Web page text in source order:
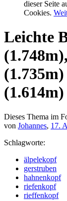
dieser Seite
Cookies.
Leichte
(1.614m)
Dieses Thema im
von Johannes, 17.
Schlagworte:
älpelekopf
gerstruben
hahnenkopf
riefenkopf
rieffenkopf